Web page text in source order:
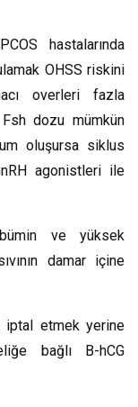
hastalarında
OHSS riskini
overleri fazla
dozu mümkün
oluşursa siklus
agonistleri ile
ve yüksek
damar içine
etmek yerine
bağlı B-hCG